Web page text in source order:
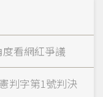
看網紅爭議
判字第1號判決